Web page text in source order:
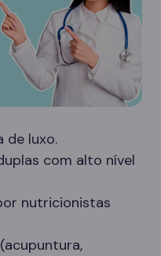
de luxo.
com alto nível
nutricionistas